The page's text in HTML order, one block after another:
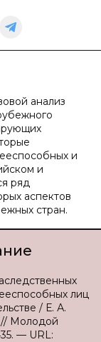
анализ
и
и
ряд
аспектов
стран.
лиц
/ Е. А.
// Молодой
— URL: